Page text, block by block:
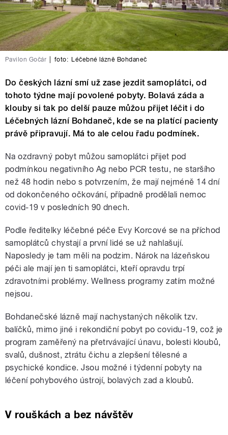
Pavilon Gočár foto: Léčebné lázně Bohdaneč
Do českých lázní smí už zase jezdit samoplátci, od
tohoto týdne mají povolené pobyty. Bolavá záda a
klouby si tak po delší pauze můžou přijet léčit i do
Léčebných lázní Bohdaneč, kde se na platící pacienty
právě připravují. Má to ale celou řadu podmínek.
Na ozdravný pobyt můžou samoplátci přijet pod
podmínkou negativního Ag nebo PCR testu, ne staršího
než 48 hodin nebo s potvrzením, že mají nejméně 14 dní
od dokončeného očkování, případně prodělali nemoc
covid-19 v posledních 90 dnech.
Podle ředitelky léčebné péče Evy Korcové se na příchod
samoplátců chystají a první lidé se už nahlašují.
Naposledy je tam měli na podzim. Nárok na lázeňskou
péči ale mají jen ti samoplátci, kteří opravdu trpí
zdravotními problémy. Wellness programy zatím možné
nejsou.
Bohdanečské lázně mají nachystaných několik tzv.
balíčků, mimo jiné i rekondiční pobyt po covidu-19, což je
program zaměřený na přetrvávající únavu, bolesti kloubů,
svalů, dušnost, ztrátu čichu a zlepšení tělesné a
psychické kondice. Jsou možné i týdenní pobyty na
léčení pohybového ústrojí, bolavých zad a kloubů.
V rouškách a bez návštěv